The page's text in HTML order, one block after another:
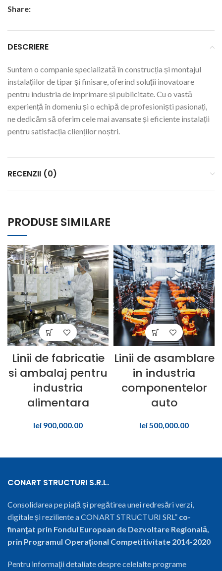
Share:
DESCRIERE
Suntem o companie specializată în construcția și montajul
instalațiilor de tipar și finisare, oferind soluții inovatoare
pentru industria de imprimare și publicitate. Cu o vastă
experiență în domeniu și o echipă de profesioniști pasionați,
ne dedicăm să oferim cele mai avansate și eficiente instalații
pentru satisfacția clienților noștri.
RECENZII (0)
PRODUSE SIMILARE
Linii de fabricatie
si ambalaj pentru
industria
alimentara
lei 900,000.00
Linii de asamblare
in industria
componentelor
auto
lei500,000.00
CONART STRUCTURI S.R.L.
Consolidarea pe piață și pregătirea unei redresări verzi,
digitale și reziliente a CONART STRUCTURI SRL” co-
finanţat prin Fondul European de Dezvoltare Regională,
prin Programul Operațional Competitivitate 2014-2020
Pentru informaţii detaliate despre celelalte programe